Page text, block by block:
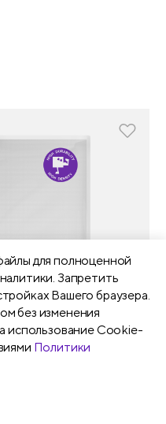
для полноценной
Запретить
Вашего браузера.
без изменения
использование Cookie-
Политики